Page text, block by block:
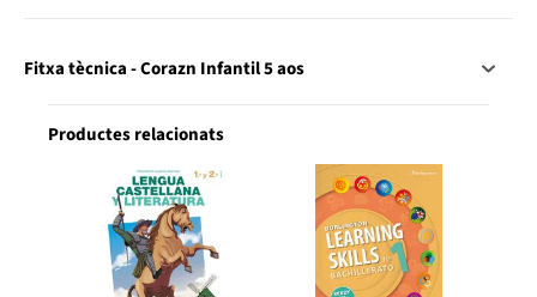
Fitxa tècnica - Corazn Infantil 5 aos
Productes relacionats